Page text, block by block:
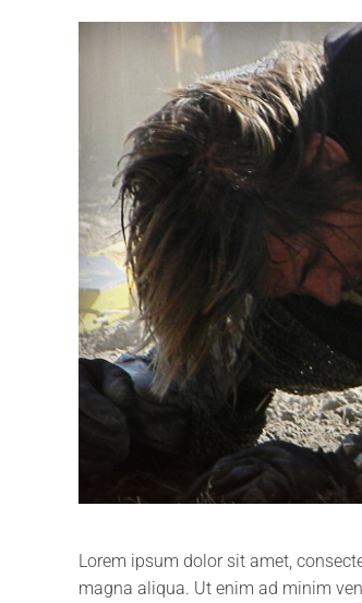
Lorem ipsum dolor sit amet,
magna aliqua. Ut enim ad minim